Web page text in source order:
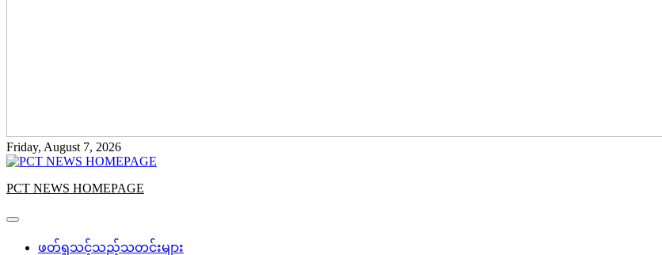
Friday, August 7, 2026
PCT NEWS HOMEPAGE
ဖတ်ရှုသင့်သည့်သတင်းများ